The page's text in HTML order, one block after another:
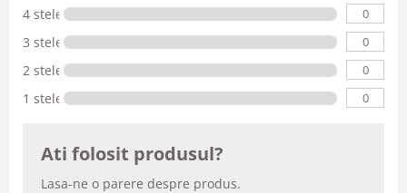
4 stele 0
3 stele 0
2 stele 0
1 stele 0
Ati folosit produsul?
Lasa-ne o parere despre produs.